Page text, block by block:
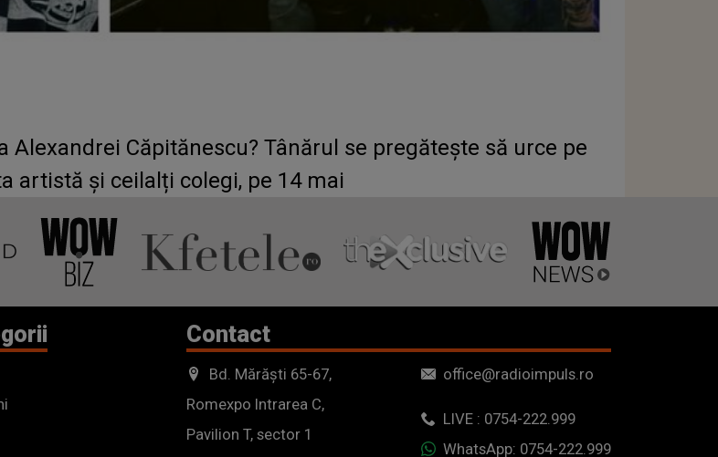
Alexandrei Căpitănescu? Tânărul se pregătește să urce pe
artistă și ceilalți colegi, pe 14 mai
Contact
Bd. Mărăști 65-67,
Romexpo Intrarea C,
Pavilion T, sector 1
office@radioimpuls.ro
LIVE : 0754-222.999
WhatsApp: 0754-222.999